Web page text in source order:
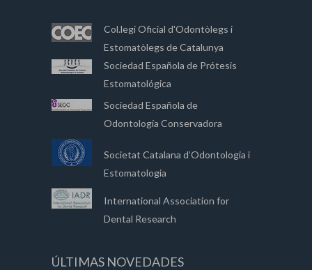
Col.legi Oficial d'Odontòlegs i
Estomatòlegs de Catalunya
Sociedad Española de Prótesis
Estomatológica
Sociedad Española de
Odontología Conservadora
Societat Catalana d’Odontologia i
Estomatologia
International Association for
Dental Research
ÚLTIMAS NOVEDADES